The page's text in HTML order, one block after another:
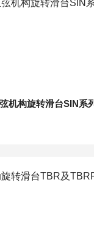
机构旋转滑台SIN系